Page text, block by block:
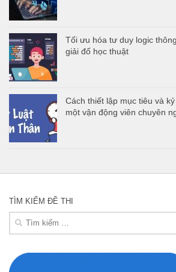
Tối ưu hóa tư duy logic
giải đố học thuật
Cách thiết lập mục tiêu và
một vận động viên chuyên
TÌM KIẾM ĐỀ THI
Tìm